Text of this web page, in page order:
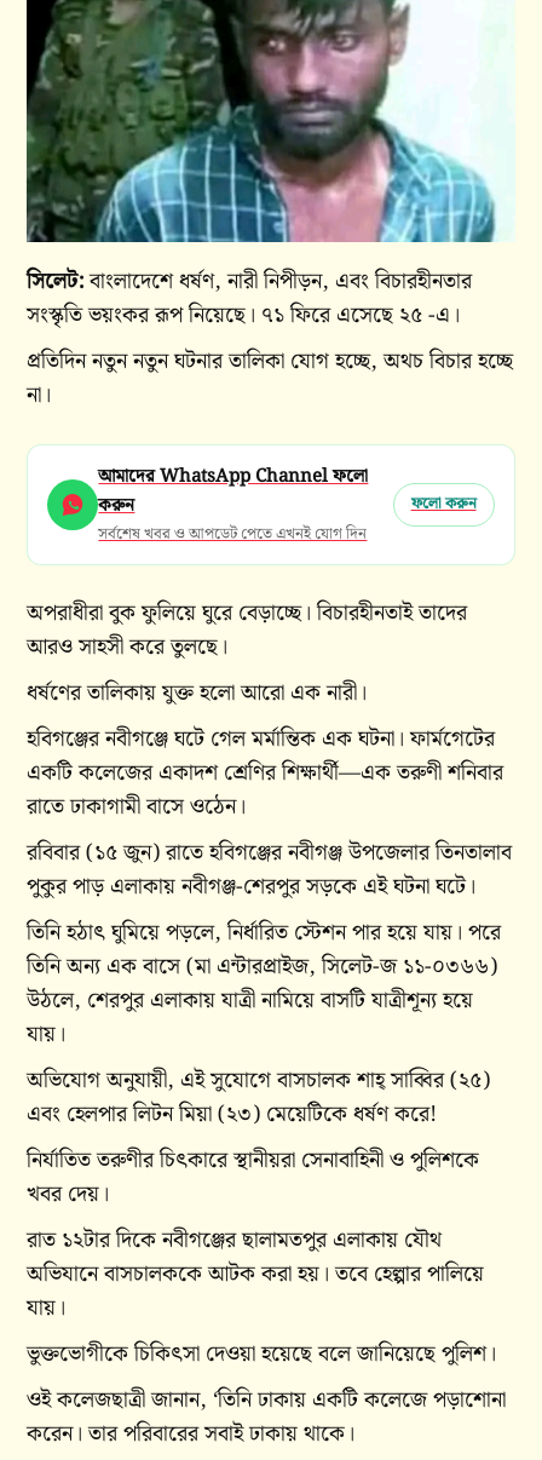
সিলেট:বাংলাদেশে ধর্ষণ, নারী নিপীড়ন, এবং বিচারহীনতার
সংস্কৃতি ভয়ংকর রূপ নিয়েছে। ৭১ ফিরে এসেছে ২৫ -এ।
প্রতিদিন নতুন নতুন ঘটনার তালিকা যোগ হচ্ছে, অথচ বিচার হচ্ছে
না।
আমাদের WhatsApp Channel ফলো
করুন
সর্বশেষ খবর ও আপডেট পেতে এখনই যোগ দিন
ফলো করুন
অপরাধীরা বুক ফুলিয়ে ঘুরে বেড়াচ্ছে। বিচারহীনতাই তাদের
আরও সাহসী করে তুলছে।
ধর্ষণের তালিকায় যুক্ত হলো আরো এক নারী।
হবিগঞ্জের নবীগঞ্জে ঘটে গেল মর্মান্তিক এক ঘটনা। ফার্মগেটের
একটি কলেজের একাদশ শ্রেণির শিক্ষার্থী—এক তরুণী শনিবার
রাতে ঢাকাগামী বাসে ওঠেন।
রবিবার (১৫ জুন) রাতে হবিগঞ্জের নবীগঞ্জ উপজেলার তিনতালাব
পুকুর পাড় এলাকায় নবীগঞ্জ-শেরপুর সড়কে এই ঘটনা ঘটে।
তিনি হঠাৎ ঘুমিয়ে পড়লে, নির্ধারিত স্টেশন পার হয়ে যায়। পরে
তিনি অন্য এক বাসে (মা এন্টারপ্রাইজ, সিলেট-জ ১১-০৩৬৬)
উঠলে, শেরপুর এলাকায় যাত্রী নামিয়ে বাসটি যাত্রীশূন্য হয়ে
যায়।
অভিযোগ অনুযায়ী, এই সুযোগে বাসচালক শাহ্ সাব্বির (২৫)
এবং হেলপার লিটন মিয়া (২৩) মেয়েটিকে ধর্ষণ করে!
নির্যাতিত তরুণীর চিৎকারে স্থানীয়রা সেনাবাহিনী ও পুলিশকে
খবর দেয়।
রাত ১২টার দিকে নবীগঞ্জের ছালামতপুর এলাকায় যৌথ
অভিযানে বাসচালককে আটক করা হয়। তবে হেল্পার পালিয়ে
যায়।
ভুক্তভোগীকে চিকিৎসা দেওয়া হয়েছে বলে জানিয়েছে পুলিশ।
ওই কলেজছাত্রী জানান, ‘তিনি ঢাকায় একটি কলেজে পড়াশোনা
করেন। তার পরিবারের সবাই ঢাকায় থাকে।